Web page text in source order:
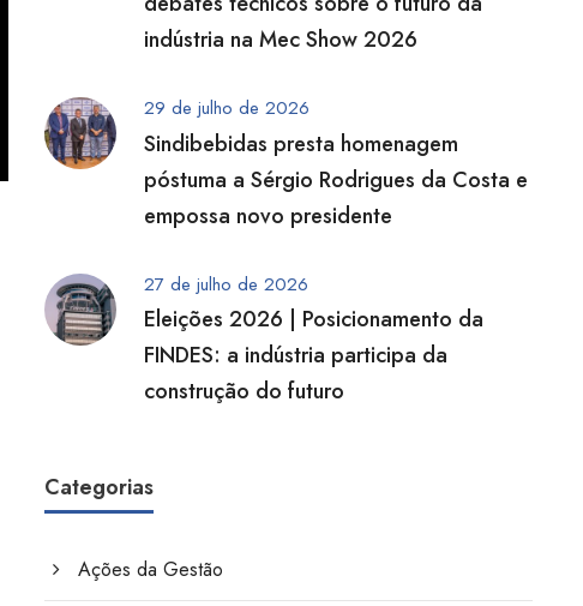
indústria na Mec Show 2026
29 de julho de 2026
Sindibebidas presta homenagem
póstuma a Sérgio Rodrigues da Costa e
empossa novo presidente
27 de julho de 2026
Eleições 2026 | Posicionamento da
FINDES: a indústria participa da
construção do futuro
Categorias
Ações da Gestão